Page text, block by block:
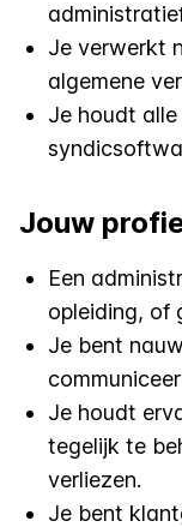
Je verwerkt
algemene
Je houdt
Jouw
Een
opleiding, of
Je bent
Je houdt
tegelijk te
verliezen.
Je bent